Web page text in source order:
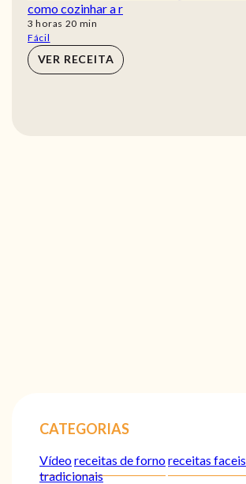
como cozinhar a r
3 horas
horas 20 min
min
Fácil
VER RECEITA
CATEGORIAS
Vídeoreceitas de fornoreceitas faceis
tradicionais